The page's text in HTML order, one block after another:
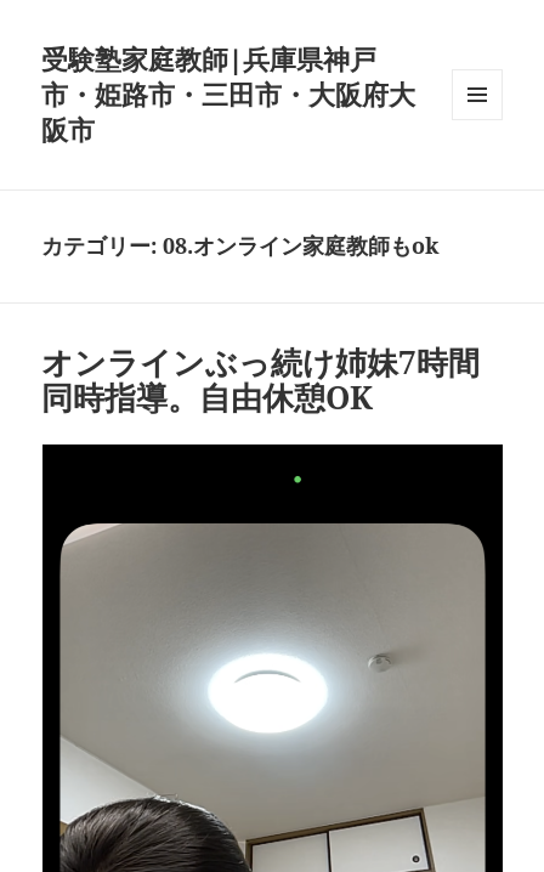
受験塾家庭教師|兵庫県神戸
市・姫路市・三田市・大阪府大
阪市
カテゴリー:08.オンライン家庭教師もok
オンラインぶっ続け姉妹7時間
同時指導。自由休憩OK